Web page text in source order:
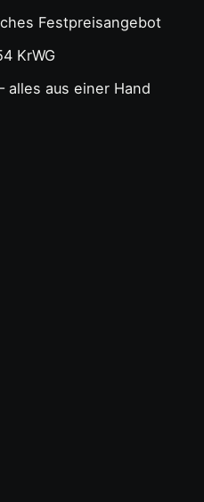
Festpreisangebot
KrWG
alles aus einer Hand